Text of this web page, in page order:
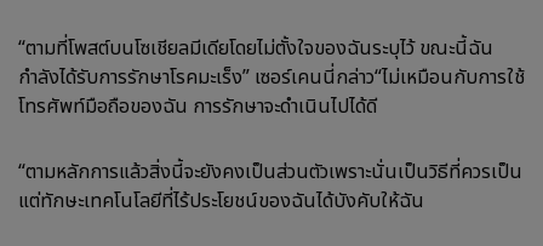
“ตามที่โพสต์บนโซเชียลมีเดียโดยไม่ตั้งใจของฉันระบุไว้ ขณะนี้ฉัน
กำลังได้รับการรักษาโรคมะเร็ง” เซอร์เคนนี่กล่าว“ไม่เหมือนกับการใช้
โทรศัพท์มือถือของฉัน การรักษาจะดำเนินไปได้ดี
“ตามหลักการแล้วสิ่งนี้จะยังคงเป็นส่วนตัวเพราะนั่นเป็นวิธีที่ควรเป็น
แต่ทักษะเทคโนโลยีที่ไร้ประโยชน์ของฉันได้บังคับให้ฉัน